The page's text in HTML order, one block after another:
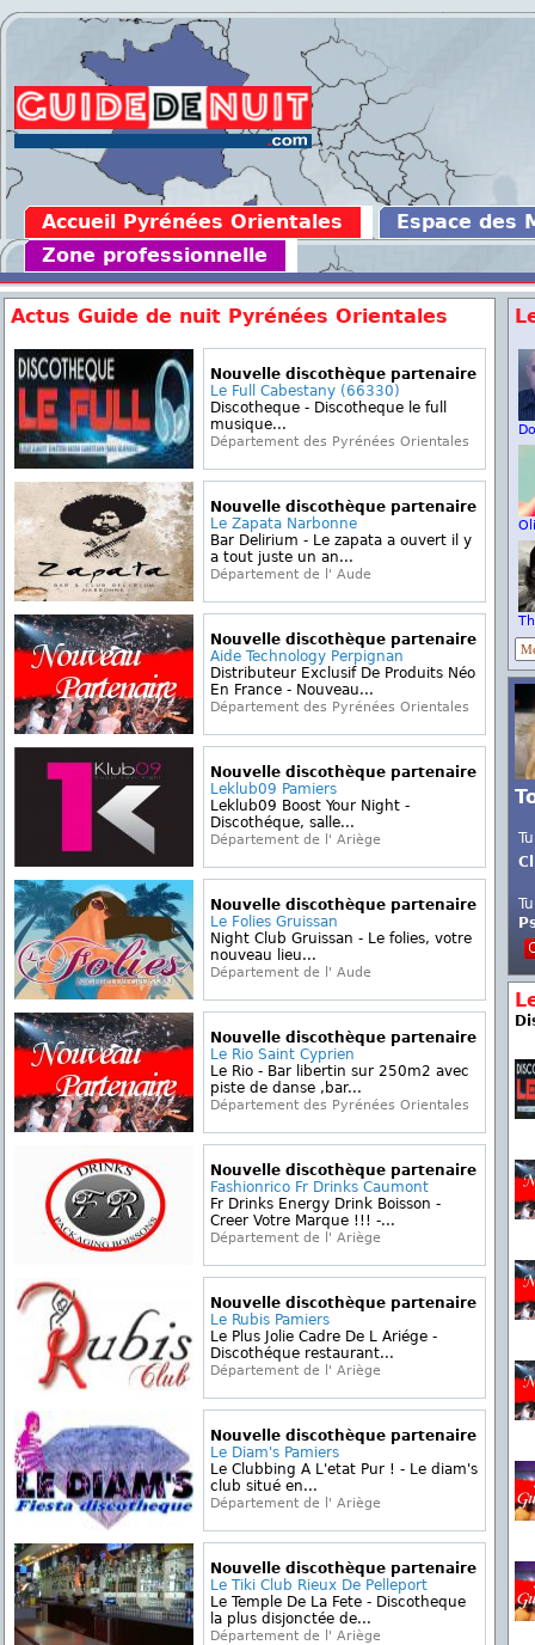
Accueil Pyrénées Orientales
Espace des
Zone professionnelle
Actus Guide de nuit Pyrénées Orientales
Nouvelle discothèque partenaire
Le Full Cabestany (66330)
Discotheque - Discotheque le full
musique...
Département des Pyrénées Orientales
Nouvelle discothèque partenaire
Le Zapata Narbonne
Bar Delirium - Le zapata a ouvert il y
a tout juste un an...
Département de l' Aude
Nouvelle discothèque partenaire
Aide Technology Perpignan
Distributeur Exclusif De Produits Néo
En France - Nouveau...
Département des Pyrénées Orientales
Nouvelle discothèque partenaire
Leklub09 Pamiers
Leklub09 Boost Your Night -
Discothéque, salle...
Département de l' Ariège
Nouvelle discothèque partenaire
Le Folies Gruissan
Night Club Gruissan - Le folies, votre
nouveau lieu...
Département de l' Aude
Nouvelle discothèque partenaire
Le Rio Saint Cyprien
Le Rio - Bar libertin sur 250m2 avec
piste de danse ,bar...
Département des Pyrénées Orientales
Nouvelle discothèque partenaire
Fashionrico Fr Drinks Caumont
Fr Drinks Energy Drink Boisson -
Creer Votre Marque !!! -...
Département de l' Ariège
Nouvelle discothèque partenaire
Le Rubis Pamiers
Le Plus Jolie Cadre De L Ariége -
Discothéque restaurant...
Département de l' Ariège
Nouvelle discothèque partenaire
Le Diam's Pamiers
Le Clubbing A L'etat Pur ! - Le diam's
club situé en...
Département de l' Ariège
Nouvelle discothèque partenaire
Le Tiki Club Rieux De Pelleport
Le Temple De La Fete - Discotheque
la plus disjonctée de...
Département de l' Ariège